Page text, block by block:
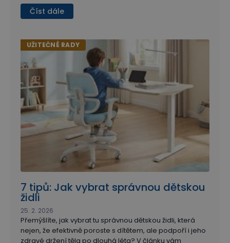
Číst dále
UŽITEČNÉ RADY
7 tipů: Jak vybrat správnou dětskou
židli
Přemýšlíte, jak vybrat tu správnou dětskou židli, která
nejen, že efektivně poroste s dítětem, ale podpoří i jeho
zdravé držení těla po dlouhá léta? V článku vám
25. 2. 2026